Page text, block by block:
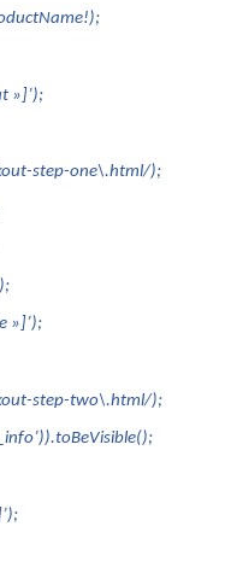
»]’);
step-one\.html/);
»]’);
step-two\.html/);